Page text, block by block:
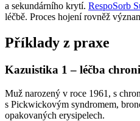
a sekundárního krytí. RespoSorb
léčbě. Proces hojení rovněž
Příklady z praxe
Kazuistika 1 –⁠ léčba
Muž narozený v roce 1961, s
s Pickwickovým syndromem,
opakovaných erysipelech.